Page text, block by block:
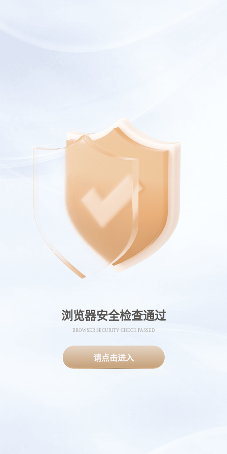
浏览器安全检查通过
BROWSER SECURITY CHECK PASSED
请点击进入